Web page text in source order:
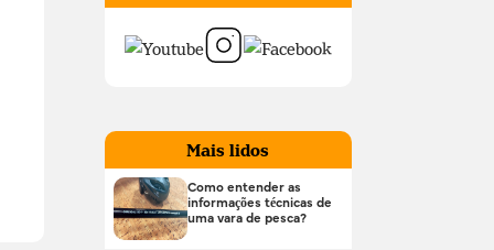
Mais lidos
Como entender as
informações técnicas de
uma vara de pesca?